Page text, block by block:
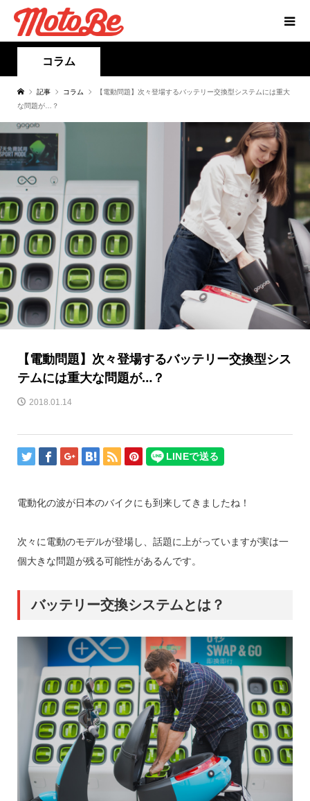
コラム
記事 コラム
【電動問題】次々登場するバッテリー交換型システムには重大
な問題が…？
【電動問題】次々登場するバッテリー交換型シス
テムには重大な問題が…？
2018.01.14
電動化の波が日本のバイクにも到来してきましたね！
次々に電動のモデルが登場し、話題に上がっていますが実は一
個大きな問題が残る可能性があるんです。
バッテリー交換システムとは？